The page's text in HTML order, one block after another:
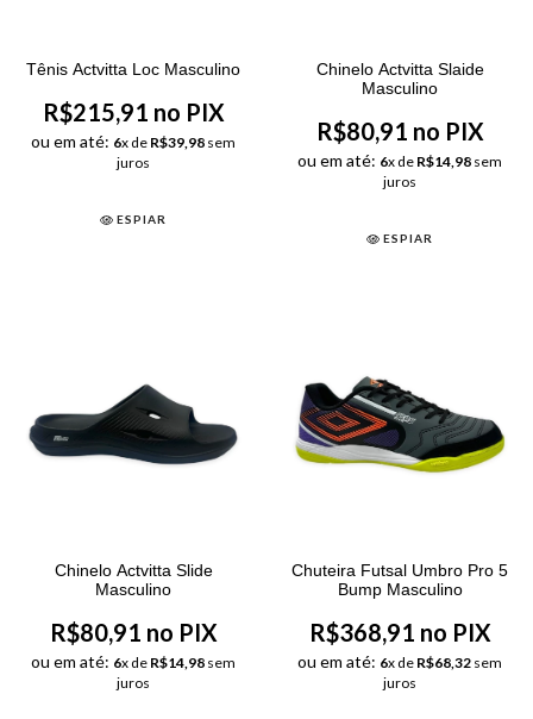
Tênis Actvitta Loc Masculino
R$215,91 no PIX
ou em até: 6x de R$39,98 sem
juros
ESPIAR
Chinelo Actvitta Slaide
Masculino
R$80,91 no PIX
ou em até: 6x de R$14,98 sem
juros
ESPIAR
Chinelo Actvitta Slide
Masculino
R$80,91 no PIX
ou em até: 6x de R$14,98 sem
juros
Chuteira Futsal Umbro Pro 5
Bump Masculino
R$368,91 no PIX
ou em até: 6x de R$68,32 sem
juros